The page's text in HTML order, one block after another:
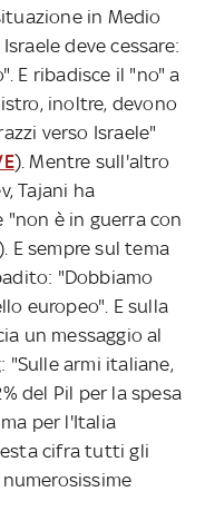
in Medio
deve cessare:
E ribadisce il "no" a
inoltre, devono
verso Israele"
). Mentre sull'altro
Tajani ha
è in guerra con
E sempre sul tema
"Dobbiamo
europeo". E sulla
un messaggio al
"Sulle armi italiane,
del Pil per la spesa
per l'Italia
cifra tutti gli